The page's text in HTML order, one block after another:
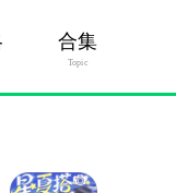
合集
Topic